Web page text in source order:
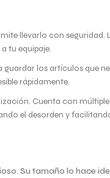
llevarlo con seguridad.
tu equipaje.
los artículos que
rápidamente.
Cuenta con
el desorden y
Su tamaño lo hace